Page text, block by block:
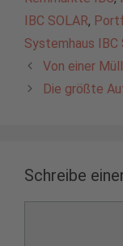
IBC SOLAR,
Systemhaus IBC
Von einer
Die größte
Schreibe